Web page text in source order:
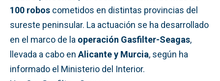
100 robos cometidos en distintas provincias del
sureste peninsular. La actuación se ha desarrollado
en el marco de la operación Gasfilter-Seagas,
llevada a cabo en Alicante y Murcia, según ha
informado el Ministerio del Interior.